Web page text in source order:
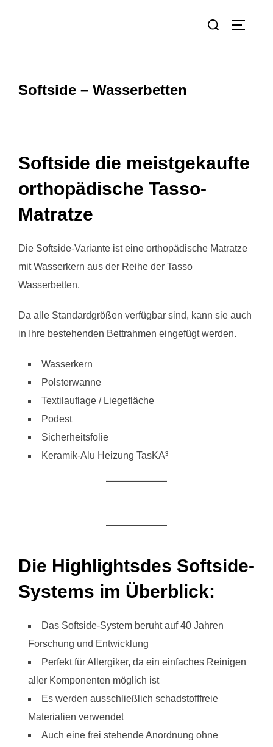
Softside – Wasserbetten
Softside die meistgekaufte
orthopädische Tasso-
Matratze
Die Softside-Variante ist eine orthopädische Matratze
mit Wasserkern aus der Reihe der Tasso
Wasserbetten.
Da alle Standardgrößen verfügbar sind, kann sie auch
in Ihre bestehenden Bettrahmen eingefügt werden.
Wasserkern
Polsterwanne
Textilauflage / Liegefläche
Podest
Sicherheitsfolie
Keramik-Alu Heizung TasKA³
Die Highlightsdes Softside-
Systems im Überblick:
Das Softside-System beruht auf 40 Jahren
Forschung und Entwicklung
Perfekt für Allergiker, da ein einfaches Reinigen
aller Komponenten möglich ist
Es werden ausschließlich schadstofffreie
Materialien verwendet
Auch eine frei stehende Anordnung ohne